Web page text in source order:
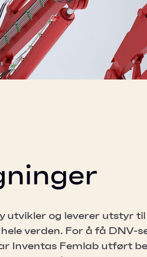
utvikler og leverer utstyr til
verden. For å få DNV-
Inventas Femlab utført